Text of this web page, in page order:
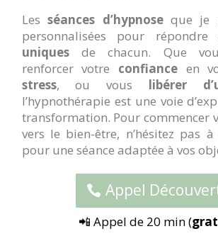
Lesséances d’hypnoseque je
personnalisées pour
uniquesde chacun. Que
renforcer votre confianceen
stress, ou vous libérer
l’hypnothérapie est une voie
transformation. Pour commencer
vers le bien-être, n’hésitez pas
pour une séance adaptée à vos
Appel
📲 Appel de 20 min (